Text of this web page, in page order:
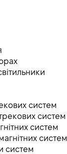
систем
систем
систем
систем
систем